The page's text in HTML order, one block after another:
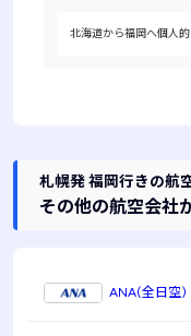
北海道から福岡へ個人
札幌発 福岡行きの航
その他の航空会社
ANA(全日空)